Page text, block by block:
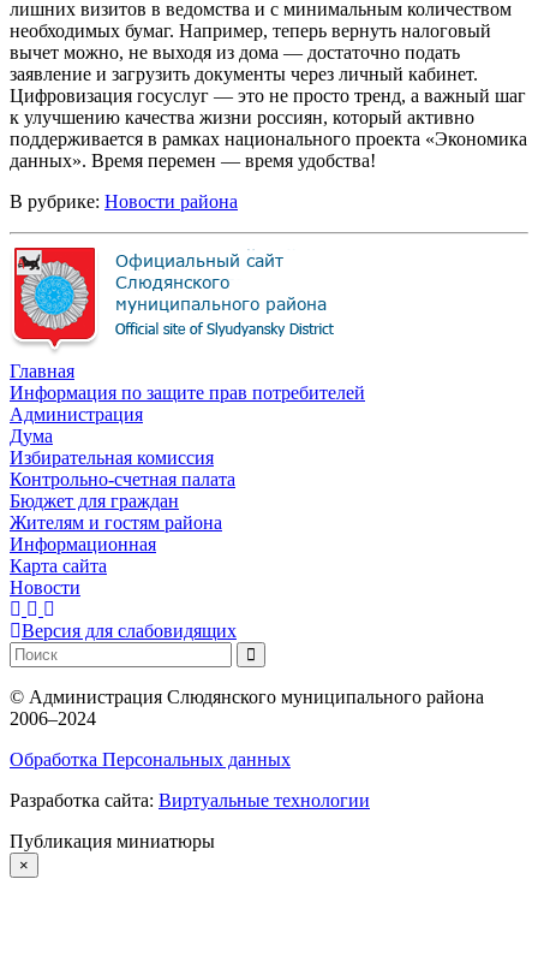
лишних визитов в ведомства и с минимальным количеством
необходимых бумаг. Например, теперь вернуть налоговый
вычет можно, не выходя из дома — достаточно подать
заявление и загрузить документы через личный кабинет.
Цифровизация госуслуг — это не просто тренд, а важный шаг
к улучшению качества жизни россиян, который активно
поддерживается в рамках национального проекта «Экономика
данных». Время перемен — время удобства!
В рубрике: Новости района
Главная
Информация по защите прав потребителей
Администрация
Дума
Избирательная комиссия
Контрольно-счетная палата
Бюджет для граждан
Жителям и гостям района
Информационная
Карта сайта
Новости
Версия для слабовидящих
© Администрация Слюдянского муниципального района
2006–2024
Обработка Персональных данных
Разработка сайта: Виртуальные технологии
Публикация миниатюры
×